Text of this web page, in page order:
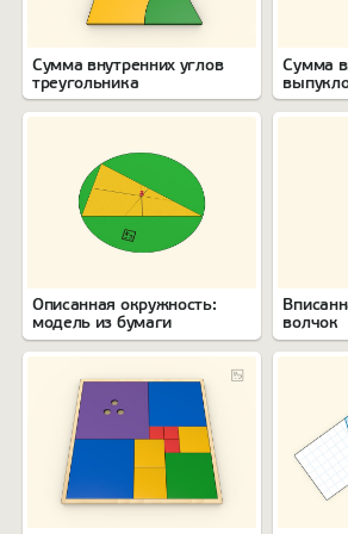
Сумма внутренних углов
треугольника
Сумма
Описанная окружность:
модель из бумаги
волчок